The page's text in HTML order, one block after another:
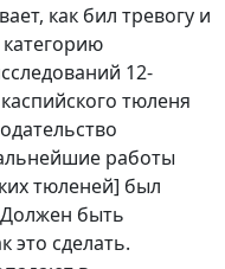
как бил тревогу и
12-
тюленя
работы
тюленей] был
быть
это сделать.